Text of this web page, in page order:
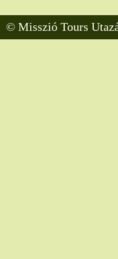
© Misszió Tours